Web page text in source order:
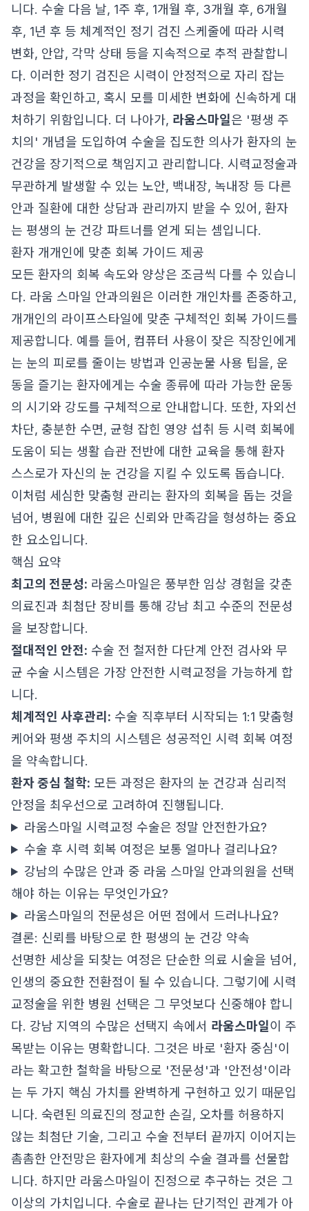
니다. 수술 다음 날, 1주 후, 1개월 후, 3개월 후, 6개월
후, 1년 후 등 체계적인 정기 검진 스케줄에 따라 시력
변화, 안압, 각막 상태 등을 지속적으로 추적 관찰합니
다. 이러한 정기 검진은 시력이 안정적으로 자리 잡는
과정을 확인하고, 혹시 모를 미세한 변화에 신속하게 대
처하기 위함입니다. 더 나아가, 라움스마일은 '평생 주
치의' 개념을 도입하여 수술을 집도한 의사가 환자의 눈
건강을 장기적으로 책임지고 관리합니다. 시력교정술과
무관하게 발생할 수 있는 노안, 백내장, 녹내장 등 다른
안과 질환에 대한 상담과 관리까지 받을 수 있어, 환자
는 평생의 눈 건강 파트너를 얻게 되는 셈입니다.
환자 개개인에 맞춘 회복 가이드 제공
모든 환자의 회복 속도와 양상은 조금씩 다를 수 있습니
다. 라움 스마일 안과의원은 이러한 개인차를 존중하고,
개개인의 라이프스타일에 맞춘 구체적인 회복 가이드를
제공합니다. 예를 들어, 컴퓨터 사용이 잦은 직장인에게
는 눈의 피로를 줄이는 방법과 인공눈물 사용 팁을, 운
동을 즐기는 환자에게는 수술 종류에 따라 가능한 운동
의 시기와 강도를 구체적으로 안내합니다. 또한, 자외선
차단, 충분한 수면, 균형 잡힌 영양 섭취 등 시력 회복에
도움이 되는 생활 습관 전반에 대한 교육을 통해 환자
스스로가 자신의 눈 건강을 지킬 수 있도록 돕습니다.
이처럼 세심한 맞춤형 관리는 환자의 회복을 돕는 것을
넘어, 병원에 대한 깊은 신뢰와 만족감을 형성하는 중요
한 요소입니다.
핵심 요약
최고의 전문성: 라움스마일은 풍부한 임상 경험을 갖춘
의료진과 최첨단 장비를 통해 강남 최고 수준의 전문성
을 보장합니다.
절대적인 안전: 수술 전 철저한 다단계 안전 검사와 무
균 수술 시스템은 가장 안전한 시력교정을 가능하게 합
니다.
체계적인 사후관리: 수술 직후부터 시작되는 1:1 맞춤형
케어와 평생 주치의 시스템은 성공적인 시력 회복 여정
을 약속합니다.
환자 중심 철학: 모든 과정은 환자의 눈 건강과 심리적
안정을 최우선으로 고려하여 진행됩니다.
라움스마일 시력교정 수술은 정말 안전한가요?
수술 후 시력 회복 여정은 보통 얼마나 걸리나요?
강남의 수많은 안과 중 라움 스마일 안과의원을 선택
해야 하는 이유는 무엇인가요?
라움스마일의 전문성은 어떤 점에서 드러나나요?
결론: 신뢰를 바탕으로 한 평생의 눈 건강 약속
선명한 세상을 되찾는 여정은 단순한 의료 시술을 넘어,
인생의 중요한 전환점이 될 수 있습니다. 그렇기에 시력
교정술을 위한 병원 선택은 그 무엇보다 신중해야 합니
다. 강남 지역의 수많은 선택지 속에서 라움스마일이 주
목받는 이유는 명확합니다. 그것은 바로 '환자 중심'이
라는 확고한 철학을 바탕으로 '전문성'과 '안전성'이라
는 두 가지 핵심 가치를 완벽하게 구현하고 있기 때문입
니다. 숙련된 의료진의 정교한 손길, 오차를 허용하지
않는 최첨단 기술, 그리고 수술 전부터 끝까지 이어지는
촘촘한 안전망은 환자에게 최상의 수술 결과를 선물합
니다. 하지만 라움스마일이 진정으로 추구하는 것은 그
이상의 가치입니다. 수술로 끝나는 단기적인 관계가 아